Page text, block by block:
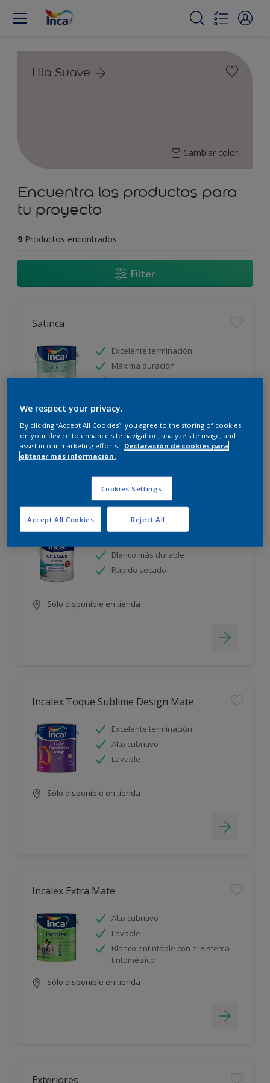
Lila Suave
Cambiar color
Encuentra los productos para
tu proyecto
9 Productos encontrados
Filter
Satinca
Excelente terminación
Máxima duración
Protección prolongada
Sólo disponible en tienda
Blanco más durable
Rápido secado
Sólo disponible en tienda
Incalex Toque Sublime Design Mate
Excelente terminación
Alto cubritivo
Lavable
Sólo disponible en tienda
Incalex Extra Mate
Alto cubritivo
Lavable
Blanco entintable con el sistema
tintométrico
Sólo disponible en tienda
Exteriores
We respect your privacy.
By clicking “Accept All Cookies”, you agree to the storing of cookies
on your device to enhance site navigation, analyze site usage, and
assist in our marketing efforts.
Declaración de cookies para
obtener más información.
Cookies Settings
Reject All
Accept All Cookies